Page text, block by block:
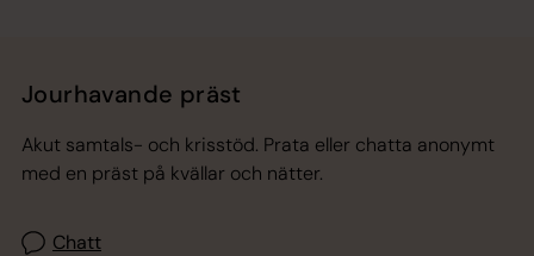
Jourhavande präst
Akut samtals- och krisstöd. Prata eller chatta anonymt
med en präst på kvällar och nätter.
Chatt